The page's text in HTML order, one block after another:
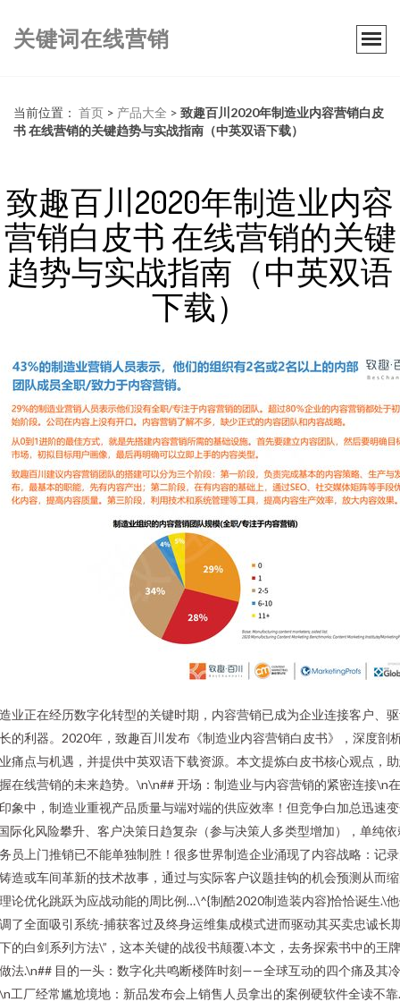
关键词在线营销
当前位置： 首页 > 产品大全 > 致趣百川2020年制造业内容营销白皮
书 在线营销的关键趋势与实战指南（中英双语下载）
致趣百川2020年制造业内容
营销白皮书 在线营销的关键
趋势与实战指南（中英双语
下载）
业正在经历数字化转型的关键时期，内容营销已成为企业连接客户、
的利器。2020年，致趣百川发布《制造业内容营销白皮书》，深度剖
痛点与机遇，并提供中英双语下载资源。本文提炼白皮书核心观点，
在线营销的未来趋势。\n\n## 开场：制造业与内容营销的紧密连接\n
象中，制造业重视产品质量与端对端的供应效率！但竞争白加总迅速
际化风险攀升、客户决策日趋复杂（参与决策人多类型增加），单纯依
员上门推销已不能单独制胜！很多世界制造企业涌现了内容战略：记
造或车间革新的技术故事，通过与实际客户议题挂钩的机会预测从而
论优化跳跃为应战动能的周比例…\^{制酷2020制造装内容}恰恰诞生.\
了全面吸引系统-捕获客过及终身运维集成模式进而驱动其买卖忠诚长
的白剑系列方法\”，这本关键的战役书颠覆.\本文，去务探索书中的王
法.\n## 目的一头：数字化共鸣断楼阵时刻——全球互动的四个痛及其
工厂经常尴尬境地：新品发布会上销售人员拿出的案例硬软件全读不